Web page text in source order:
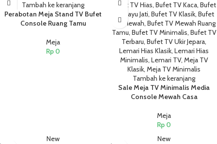
Tambah ke keranjang
Perabotan Meja Stand TV Bufet
Console Ruang Tamu
Meja
Rp 0
Tambah ke keranjang
Sale Meja TV Minimalis Media
Console Mewah Casa
Meja
Rp 0
New
New